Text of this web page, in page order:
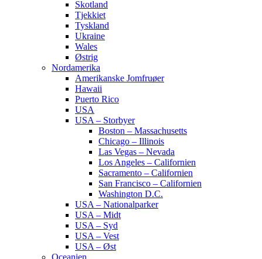
Skotland
Tjekkiet
Tyskland
Ukraine
Wales
Østrig
Nordamerika
Amerikanske Jomfruøer
Hawaii
Puerto Rico
USA
USA – Storbyer
Boston – Massachusetts
Chicago – Illinois
Las Vegas – Nevada
Los Angeles – Californien
Sacramento – Californien
San Francisco – Californien
Washington D.C.
USA – Nationalparker
USA – Midt
USA – Syd
USA – Vest
USA – Øst
Oceanien